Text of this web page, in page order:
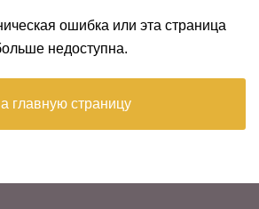
ошибка или эта страница
недоступна.
главную страницу